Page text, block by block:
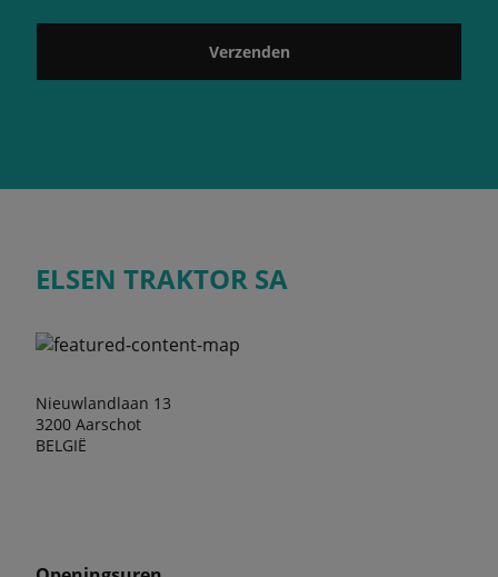
Verzenden
ELSEN TRAKTOR SA
Nieuwlandlaan 13
3200 Aarschot
BELGIË